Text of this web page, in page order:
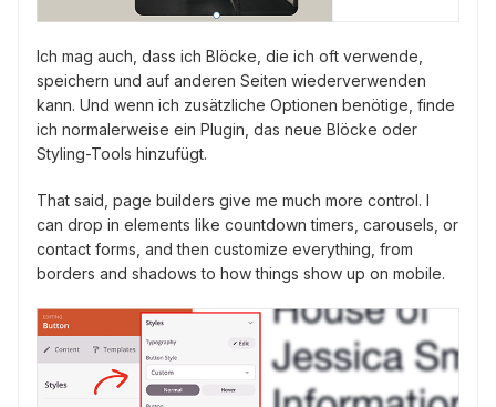
Ich mag auch, dass ich Blöcke, die ich oft verwende,
speichern und auf anderen Seiten wiederverwenden
kann. Und wenn ich zusätzliche Optionen benötige, finde
ich normalerweise ein Plugin, das neue Blöcke oder
Styling-Tools hinzufügt.
That said, page builders give me much more control. I
can drop in elements like countdown timers, carousels, or
contact forms, and then customize everything, from
borders and shadows to how things show up on mobile.